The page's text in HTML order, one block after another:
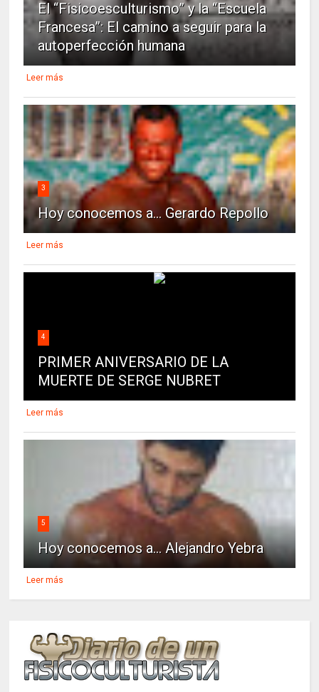
El “Fisicoesculturismo” y la “Escuela
Francesa”: El camino a seguir para la
autoperfección humana
Leer más
3
Hoy conocemos a... Gerardo Repollo
Leer más
4
PRIMER ANIVERSARIO DE LA
MUERTE DE SERGE NUBRET
Leer más
5
Hoy conocemos a... Alejandro Yebra
Leer más